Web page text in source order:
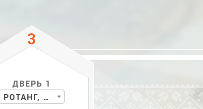
ДВЕРЬ 1
РОТАНГ, БАМБУК